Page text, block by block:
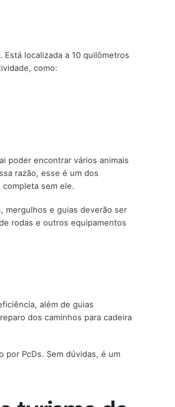
localizada a 10 quilômetros
como:
poder encontrar vários animais
razão, esse é um dos
sem ele.
mergulhos e guias deverão ser
rodas e outros equipamentos
além de guias
dos caminhos para cadeira
por PcDs. Sem dúvidas, é um